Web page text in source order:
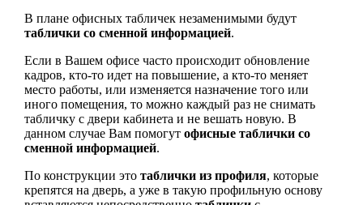
В плане офисных табличек незаменимыми будут
таблички со сменной информацией.
Если в Вашем офисе часто происходит обновление
кадров, кто-то идет на повышение, а кто-то меняет
место работы, или изменяется назначение того или
иного помещения, то можно каждый раз не снимать
табличку с двери кабинета и не вешать новую. В
данном случае Вам помогут офисные таблички со
сменной информацией.
По конструкции это таблички из профиля, которые
крепятся на дверь, а уже в такую профильную основу